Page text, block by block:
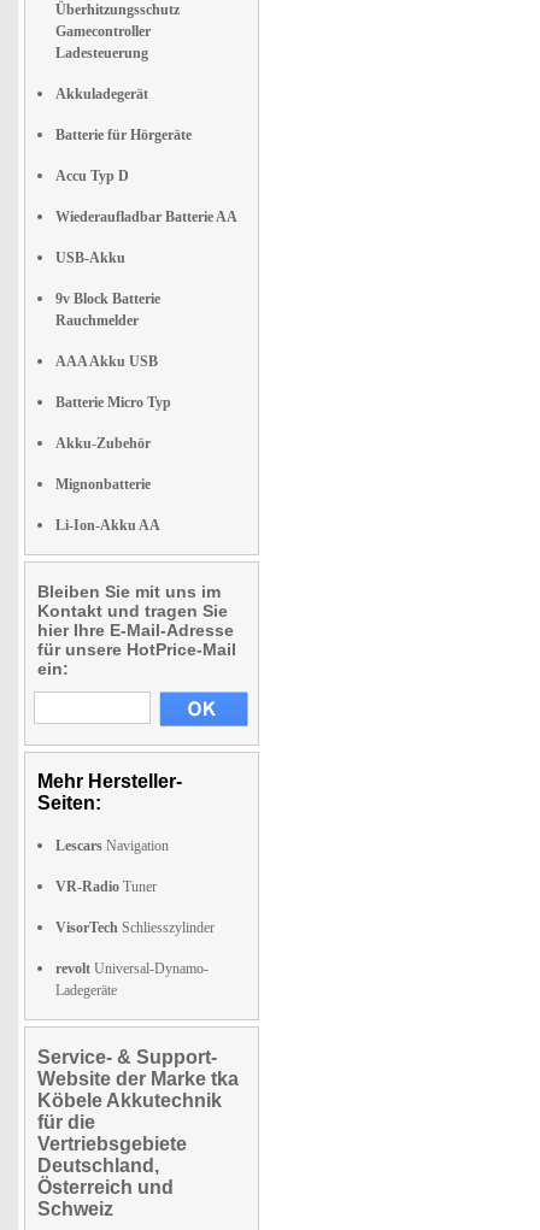
Überhitzungsschutz
Gamecontroller
Ladesteuerung
Akkuladegerät
Batterie für Hörgeräte
Accu Typ D
Wiederaufladbar Batterie AA
USB-Akku
9v Block Batterie
Rauchmelder
AAA Akku USB
Batterie Micro Typ
Akku-Zubehör
Mignonbatterie
Li-Ion-Akku AA
Bleiben Sie mit uns im
Kontakt und tragen Sie
hier Ihre E-Mail-Adresse
für unsere HotPrice-Mail
ein:
Mehr Hersteller-
Seiten:
Lescars Navigation
VR-Radio Tuner
VisorTech Schliesszylinder
revolt Universal-Dynamo-
Ladegeräte
Service- & Support-
Website der Marke tka
Köbele Akkutechnik
für die
Vertriebsgebiete
Deutschland,
Österreich und
Schweiz